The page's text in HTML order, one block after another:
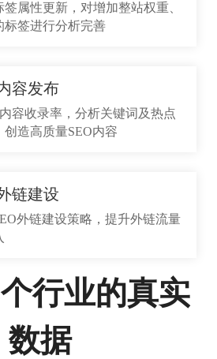
签属性更新，对增加整站权重、
标签进行分析完善
容发布
容收录率，分析关键词及热点
创造高质量SEO内容
链建设
外链建设策略，提升外链流量
行业的真实
数据